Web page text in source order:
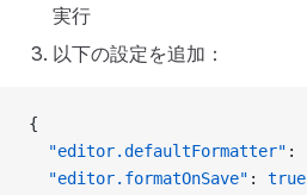
実行
以下の設定を追加：
{
  "editor.defaultFormatter"
:
  "editor.formatOnSave"
: true